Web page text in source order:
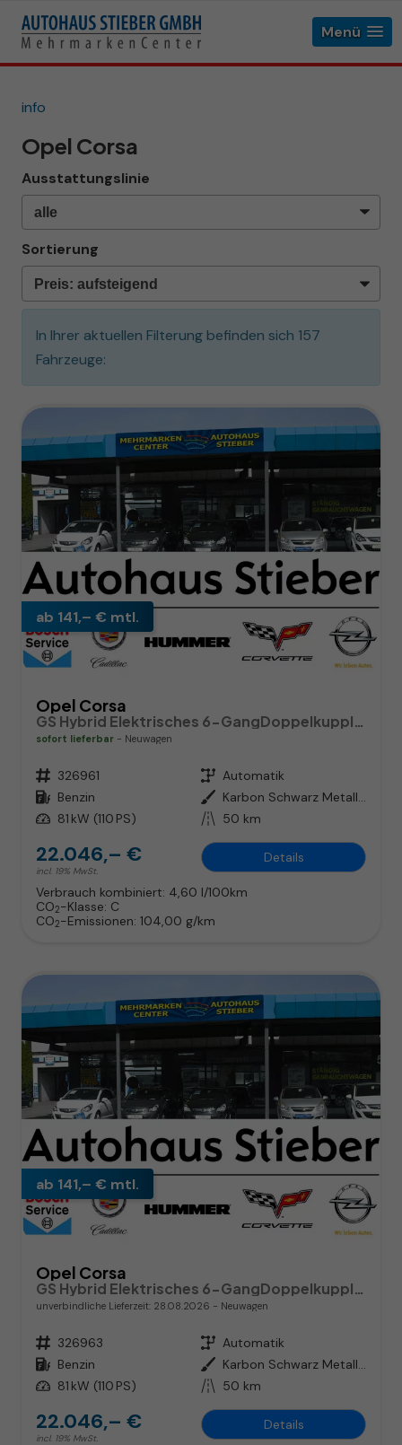
Menü
info
Opel Corsa
Ausstattungslinie
Sortierung
In Ihrer aktuellen Filterung befinden sich 157
Fahrzeuge:
ab 141,– € mtl.
Opel Corsa
sofort lieferbar Neuwagen
Fahrzeugnr. 326961 Getriebe Automatik
Kraftstoff Benzin Außenfarbe
Karbon Schwarz Metallic
Leistung 81 kW (110 PS) Kilometerstand 50 km
22.046,– €
incl. 19% MwSt.
Details
Verbrauch kombiniert: 4,60 l/100km
CO2-Klasse: C
CO2-Emissionen: 104,00 g/km
ab 141,– € mtl.
Opel Corsa
unverbindliche Lieferzeit: 28.08.2026 Neuwagen
Fahrzeugnr. 326963 Getriebe Automatik
Kraftstoff Benzin Außenfarbe
Karbon Schwarz Metallic
Leistung 81 kW (110 PS) Kilometerstand 50 km
22.046,– €
incl. 19% MwSt.
Details